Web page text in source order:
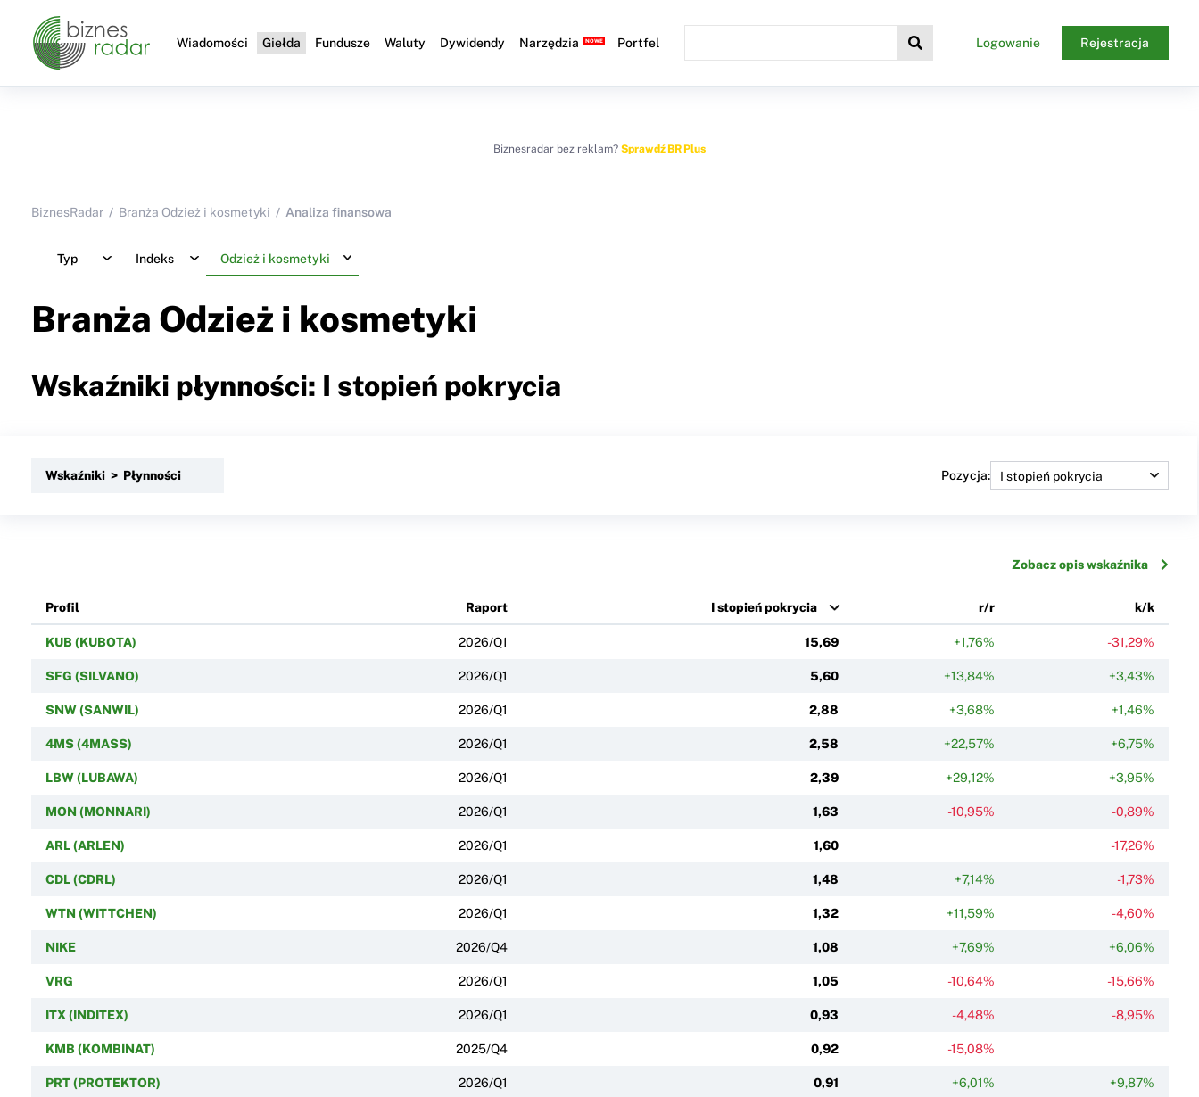
Wiadomości Giełda Fundusze Waluty Dywidendy Narzędzia Portfel Logowanie Rejestracja
Biznesradar bez reklam? Sprawdź BR Plus
BiznesRadar Branża Odzież i kosmetyki Analiza finansowa
Typ Indeks Odzież i kosmetyki
Branża Odzież i kosmetyki
Wskaźniki płynności: I stopień pokrycia
Wskaźniki > Płynności Pozycja:
Zobacz opis wskaźnika
Profil Raport I stopień pokrycia r/r k/k
KUB (KUBOTA) 2026/Q1 15,69 +1,76% -31,29%
SFG (SILVANO) 2026/Q1 5,60 +13,84% +3,43%
SNW (SANWIL) 2026/Q1 2,88 +3,68% +1,46%
4MS (4MASS) 2026/Q1 2,58 +22,57% +6,75%
LBW (LUBAWA) 2026/Q1 2,39 +29,12% +3,95%
MON (MONNARI) 2026/Q1 1,63 -10,95% -0,89%
ARL (ARLEN) 2026/Q1 1,60 -17,26%
CDL (CDRL) 2026/Q1 1,48 +7,14% -1,73%
WTN (WITTCHEN) 2026/Q1 1,32 +11,59% -4,60%
NIKE 2026/Q4 1,08 +7,69% +6,06%
VRG 2026/Q1 1,05 -10,64% -15,66%
ITX (INDITEX) 2026/Q1 0,93 -4,48% -8,95%
KMB (KOMBINAT) 2025/Q4 0,92 -15,08%
PRT (PROTEKTOR) 2026/Q1 0,91 +6,01% +9,87%